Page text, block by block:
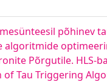
põhinev
algoritmide
Põrgutile. HLS-
of Tau Triggering